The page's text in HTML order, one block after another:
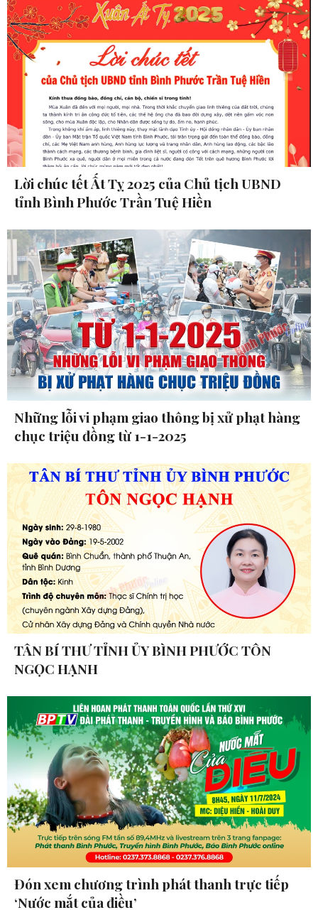
Lời chúc tết Ất Tỵ 2025 của Chủ tịch UBND
tỉnh Bình Phước Trần Tuệ Hiền
Những lỗi vi phạm giao thông bị xử phạt hàng
chục triệu đồng từ 1-1-2025
TÂN BÍ THƯ TỈNH ỦY BÌNH PHƯỚC TÔN
NGỌC HẠNH
Đón xem chương trình phát thanh trực tiếp
‘Nước mắt của điều’